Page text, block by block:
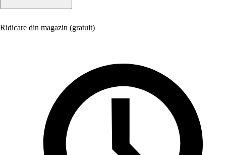
Ridicare din magazin (gratuit)